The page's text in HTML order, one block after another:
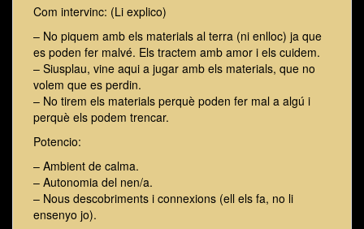
Com intervinc: (Li explico)
– No piquem amb els materials al terra (ni enlloc) ja que
es poden fer malvé. Els tractem amb amor i els cuidem.
– Siusplau, vine aqui a jugar amb els materials, que no
volem que es perdin.
– No tirem els materials perquè poden fer mal a algú i
perquè els podem trencar.
Potencio:
– Ambient de calma.
– Autonomia del nen/a.
– Nous descobriments i connexions (ell els fa, no li
ensenyo jo).